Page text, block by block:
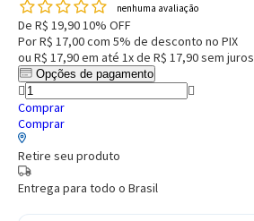
nenhuma avaliação
De R$ 19,90 10% OFF
PorR$ 17,00com 5% de desconto no PIX
ou R$ 17,90em até 1x de R$ 17,90sem juros
Opções de pagamento
Comprar
Comprar
Retire seu produto
Entrega para todo o Brasil